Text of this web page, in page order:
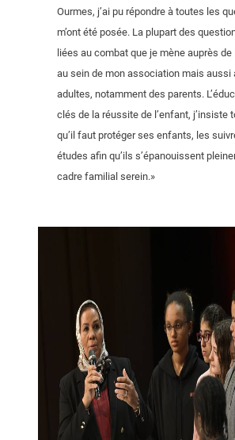
Ourmes, j’ai pu répondre à toutes les
m’ont été posée. La plupart des
liées au combat que je mène auprès
au sein de mon association mais aussi
adultes, notamment des parents.
clés de la réussite de l’enfant, j’insiste
qu’il faut protéger ses enfants, les
études afin qu’ils s’épanouissent
cadre familial serein.»